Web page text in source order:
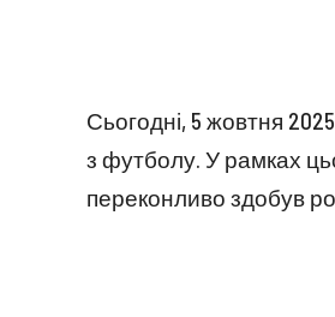
Сьогодні, 5 жовтня
з футболу. У рамках
переконливо здобув